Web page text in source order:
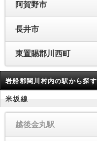
阿賀野市
長井市
東置賜郡川西町
岩船郡関川村内の駅から探す
米坂線
越後金丸駅